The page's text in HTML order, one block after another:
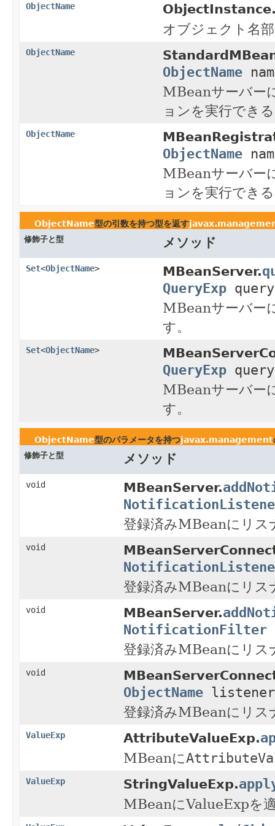
ObjectName
オブジェクト名
ObjectName
ObjectName
MBeanサーバー
ョンを実行でき
ObjectName
ObjectName
MBeanサーバー
ョンを実行でき
ObjectName型の引数を持つ型を返す
修飾子と型 メソッド
Set<ObjectName> MBeanServer.
QueryExp
MBeanサーバー
す。
Set<ObjectName>
QueryExp
MBeanサーバー
す。
ObjectName型のパラメータを持つjavax.management
修飾子と型 メソッド
void MBeanServer.
登録済みMBeanにリス
void
登録済みMBeanにリス
void MBeanServer.
NotificationFilter
登録済みMBeanにリス
void
ObjectName
登録済みMBeanにリス
ValueExp AttributeValueExp.
MBeanに
ValueExp StringValueExp.
MBeanにValueExpを